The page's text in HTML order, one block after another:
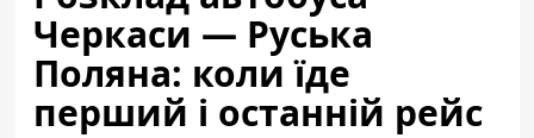
Черкаси — Руська
Поляна: коли їде
перший і останній рейс